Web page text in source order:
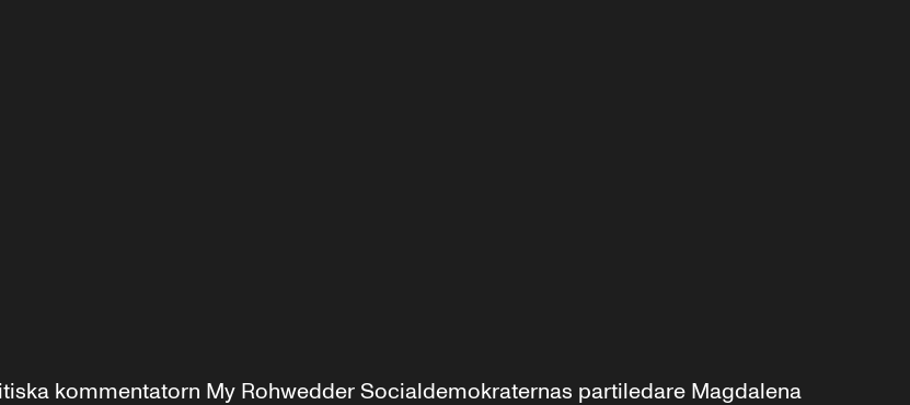
kommentatorn My Rohwedder Socialdemokraternas partiledare Magdalena